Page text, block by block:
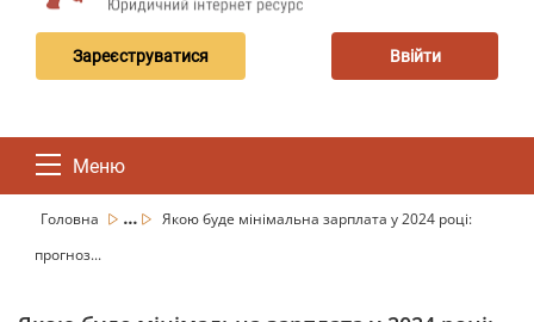
Зареєструватися Ввійти
Меню
Головна ...
Якою буде мінімальна зарплата у 2024 році:
прогноз...